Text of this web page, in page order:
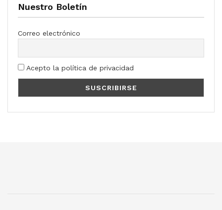
Nuestro Boletín
Correo electrónico
Acepto la política de privacidad